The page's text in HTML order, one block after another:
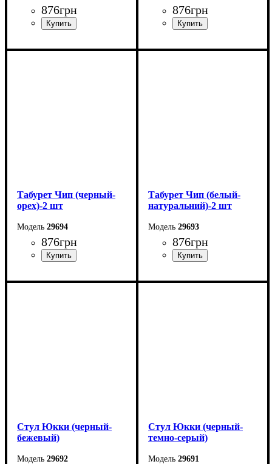
876грн
Ширина: 32 см
876грн
Ширина: 32 см
Табурет Чип (черный-
орех)-2 шт
29694
876грн
Ширина: 32 см
Табурет Чип (белый-
натуральний)-2 шт
29693
876грн
Ширина: 32 см
Стул Юкки (черный-
бежевый)
29692
Стул Юкки (черный-
темно-серый)
29691